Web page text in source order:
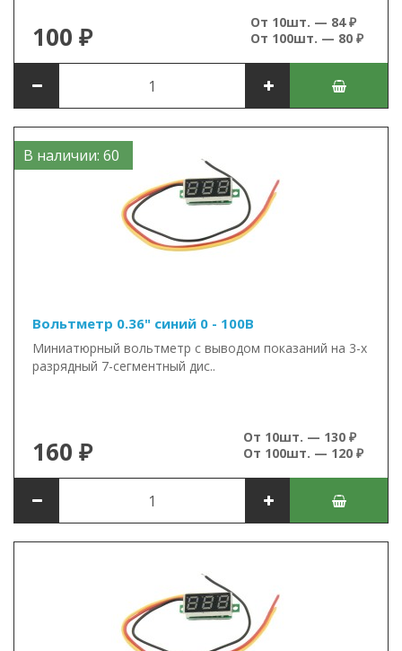
100 ₽
От 10шт. — 84 ₽
От 100шт. — 80 ₽
В наличии: 60
Вольтметр 0.36" синий 0 - 100В
Миниатюрный вольтметр с выводом показаний на 3-х
разрядный 7-сегментный дис..
160 ₽
От 10шт. — 130 ₽
От 100шт. — 120 ₽